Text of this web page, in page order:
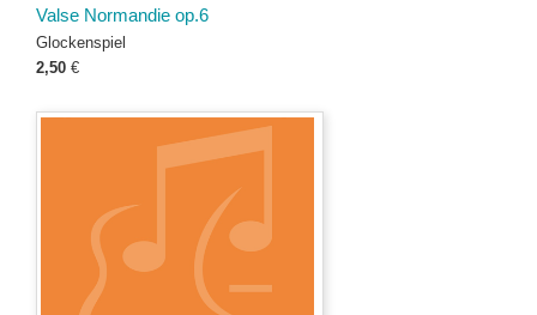
Valse Normandie op.6
Glockenspiel
2,50 €